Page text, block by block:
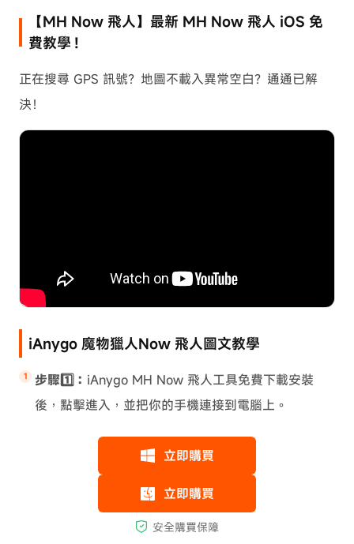
【MH Now 飛人】最新 MH Now 飛人 iOS 免
費教學！
正在搜尋 GPS 訊號？地圖不載入異常空白？通通已解
決！
iAnygo 魔物獵人Now 飛人圖文教學
步驟1️⃣： iAnygo MH Now 飛人工具免費下載安裝
後，點擊進入，並把你的手機連接到電腦上。